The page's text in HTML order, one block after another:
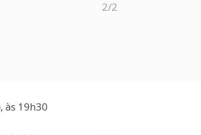
1/2
às 19h30